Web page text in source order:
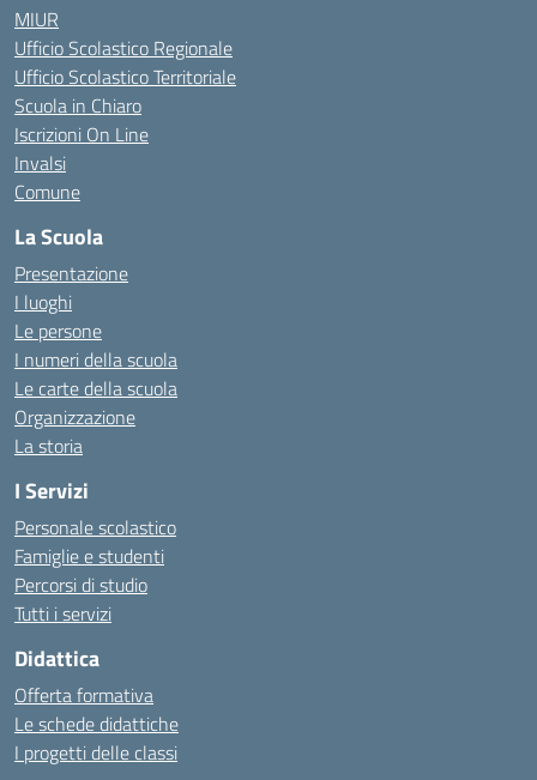
MIUR
Ufficio Scolastico Regionale
Ufficio Scolastico Territoriale
Scuola in Chiaro
Iscrizioni On Line
Invalsi
Comune
La Scuola
Presentazione
I luoghi
Le persone
I numeri della scuola
Le carte della scuola
Organizzazione
La storia
I Servizi
Personale scolastico
Famiglie e studenti
Percorsi di studio
Tutti i servizi
Didattica
Offerta formativa
Le schede didattiche
I progetti delle classi